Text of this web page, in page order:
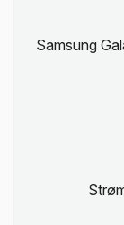
Samsung